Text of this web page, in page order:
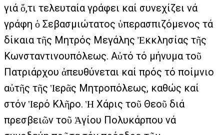
γιά ὅ,τι τελευταία γράφει καί συνεχίζει νά
γράφη ὁ Σεβασμιώτατος ὑπερασπιζόμενος τά
δίκαια τῆς Μητρός Μεγάλης Ἐκκλησίας τῆς
Κωνσταντινουπόλεως. Αὐτό τό μήνυμα τοῦ
Πατριάρχου ἀπευθύνεται καί πρός τό ποίμνιο
αὐτῆς τῆς Ἱερᾶς Μητροπόλεως, καθώς καί
στόν Ἱερό Κλῆρο. Ἡ Χάρις τοῦ Θεοῦ διά
πρεσβειῶν τοῦ Ἁγίου Πολυκάρπου νά